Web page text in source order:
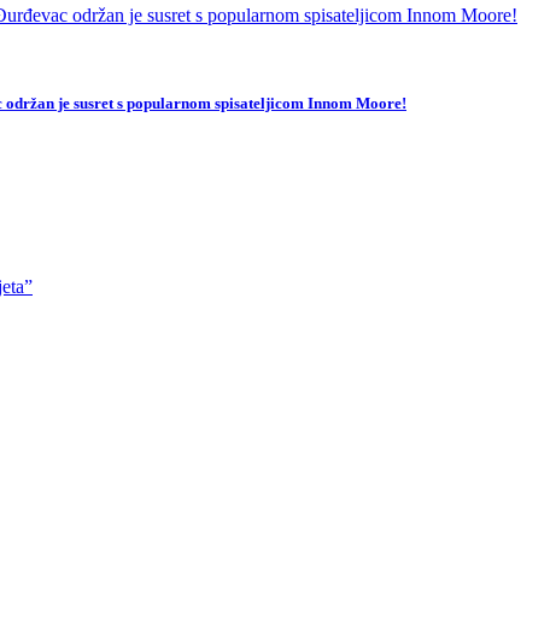
je susret s popularnom spisateljicom Innom Moore!